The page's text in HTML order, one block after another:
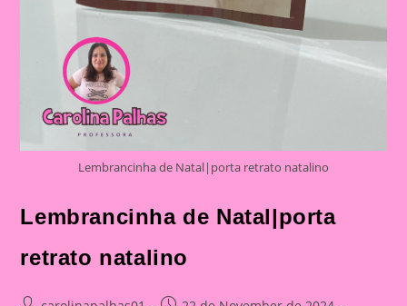
Lembrancinha de Natal|porta retrato natalino
Lembrancinha de Natal|porta
retrato natalino